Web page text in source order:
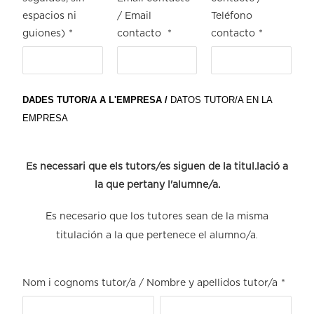
espacios ni
guiones) *
/ Email
contacto
*
Teléfono
contacto *
DADES TUTOR/A A L'EMPRESA / DATOS TUTOR/A EN LA
EMPRESA
Es necessari que els tutors/es siguen de la titul.lació a
la que pertany l'alumne/a.
Es necesario que los tutores sean de la misma
titulación a la que pertenece el alumno/a.
Nom i cognoms tutor/a / Nombre y apellidos tutor/a *